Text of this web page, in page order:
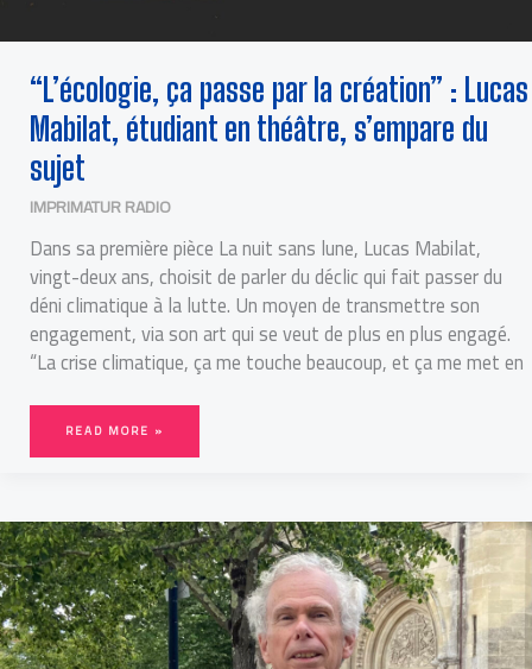
“L’écologie, ça passe par la création” : Lucas
Mabilat, étudiant en théâtre, s’empare du
sujet
IMPRIMATUR RADIO
Dans sa première pièce La nuit sans lune, Lucas Mabilat,
vingt-deux ans, choisit de parler du déclic qui fait passer du
déni climatique à la lutte. Un moyen de transmettre son
engagement, via son art qui se veut de plus en plus engagé.
“La crise climatique, ça me touche beaucoup, et ça me met en
READ MORE »
LGV
BORDEAUX-
TOULOUSE
:
LE
CHANTIER
DÉBUTE,
MAIS
LES
CONTESTATIONS
NE
DÉSARMENT